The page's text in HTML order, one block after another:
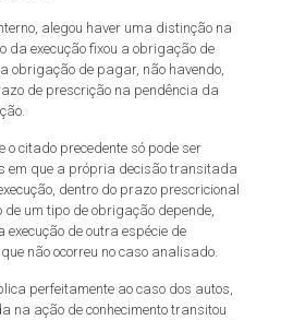
alegou haver uma distinção na
da execução fixou a obrigação de
obrigação de pagar, não havendo,
de prescrição na pendência da
citado precedente só pode ser
em que a própria decisão transitada
dentro do prazo prescricional
de um tipo de obrigação depende,
de outra espécie de
não ocorreu no caso analisado.
perfeitamente ao caso dos autos,
na ação de conhecimento transitou